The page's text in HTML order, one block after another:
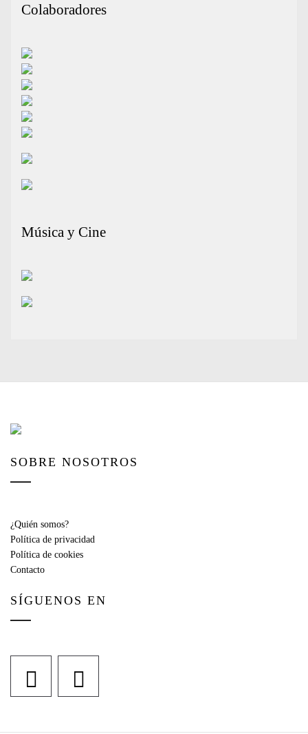
Colaboradores
Música y Cine
SOBRE NOSOTROS
¿Quién somos?
Política de privacidad
Política de cookies
Contacto
SÍGUENOS EN